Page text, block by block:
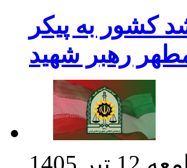
کشور به پیکر
رهبر شهید